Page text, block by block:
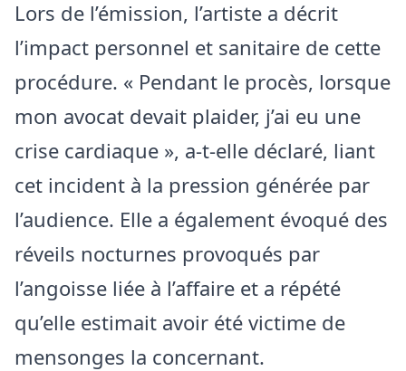
Lors de l’émission, l’artiste a décrit
l’impact personnel et sanitaire de cette
procédure. « Pendant le procès, lorsque
mon avocat devait plaider, j’ai eu une
crise cardiaque », a-t‑elle déclaré, liant
cet incident à la pression générée par
l’audience. Elle a également évoqué des
réveils nocturnes provoqués par
l’angoisse liée à l’affaire et a répété
qu’elle estimait avoir été victime de
mensonges la concernant.